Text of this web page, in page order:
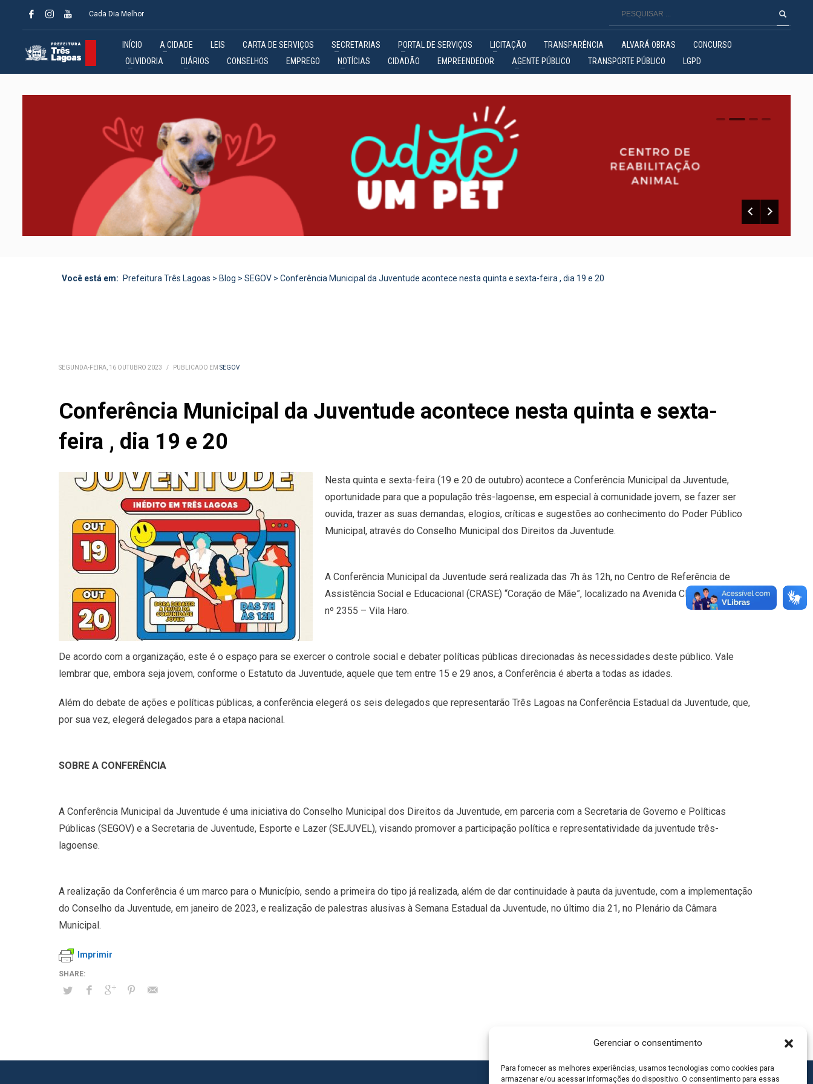
Gerenciar o consentimento
Para fornecer as melhores experiências, usamos tecnologias como cookies para
armazenar e/ou acessar informações do dispositivo. O consentimento para essas
Cada Dia Melhor
INÍCIO A CIDADE LEIS CARTA DE SERVIÇOS SECRETARIAS PORTAL DE SERVIÇOS LICITAÇÃO TRANSPARÊNCIA ALVARÁ OBRAS
CONCURSO
OUVIDORIA
DIÁRIOS CONSELHOS EMPREGO NOTÍCIAS CIDADÃO EMPREENDEDOR AGENTE PÚBLICO TRANSPORTE PÚBLICO LGPD
0 1 2
Você está em: Prefeitura Três Lagoas > Blog > SEGOV > Conferência Municipal da Juventude acontece nesta quinta e sexta-feira , dia 19 e 20
SEGUNDA-FEIRA, 16 OUTUBRO 2023 / PUBLICADO EM SEGOV
Conferência Municipal da Juventude acontece nesta quinta e sexta-
feira , dia 19 e 20
Nesta quinta e sexta-feira (19 e 20 de outubro) acontece a Conferência Municipal da Juventude,
oportunidade para que a população três-lagoense, em especial à comunidade jovem, se fazer ser
ouvida, trazer as suas demandas, elogios, críticas e sugestões ao conhecimento do Poder Público
Municipal, através do Conselho Municipal dos Direitos da Juventude.
A Conferência Municipal da Juventude será realizada das 7h às 12h, no Centro de Referência de
Assistência Social e Educacional (CRASE) “Coração de Mãe”, localizado na Avenida Clodoaldo Garcia,
nº 2355 – Vila Haro.
De acordo com a organização, este é o espaço para se exercer o controle social e debater políticas públicas direcionadas às necessidades deste público. Vale
lembrar que, embora seja jovem, conforme o Estatuto da Juventude, aquele que tem entre 15 e 29 anos, a Conferência é aberta a todas as idades.
Além do debate de ações e políticas públicas, a conferência elegerá os seis delegados que representarão Três Lagoas na Conferência Estadual da Juventude, que,
por sua vez, elegerá delegados para a etapa nacional.
SOBRE A CONFERÊNCIA
A Conferência Municipal da Juventude é uma iniciativa do Conselho Municipal dos Direitos da Juventude, em parceria com a Secretaria de Governo e Políticas
Públicas (SEGOV) e a Secretaria de Juventude, Esporte e Lazer (SEJUVEL), visando promover a participação política e representatividade da juventude três-
lagoense.
A realização da Conferência é um marco para o Município, sendo a primeira do tipo já realizada, além de dar continuidade à pauta da juventude, com a implementação
do Conselho da Juventude, em janeiro de 2023, e realização de palestras alusivas à Semana Estadual da Juventude, no último dia 21, no Plenário da Câmara
Municipal.
Imprimir